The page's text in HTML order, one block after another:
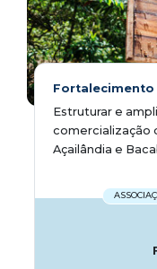
Fortalecimento
Estruturar e
comercialização
Açailândia e